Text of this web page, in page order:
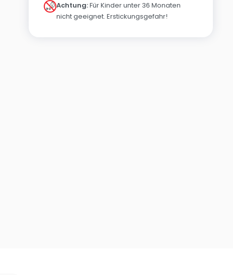
Achtung:Für Kinder unter 36 Monaten
nicht geeignet. Erstickungsgefahr!